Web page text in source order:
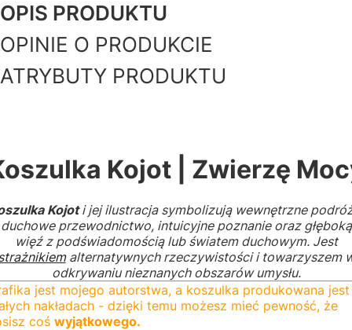
OPIS PRODUKTU
OPINIE O PRODUKCIE
ATRYBUTY PRODUKTU
Kojot | Zwierzę
Kojoti jej ilustracja symbolizują wewnętrzne
duchowe przewodnictwo, intuicyjne poznanie oraz głęboką
więź z podświadomością lub światem duchowym. Jest
alternatywnych rzeczywistości i towarzyszem
odkrywaniu nieznanych obszarów umysłu.
jest mojego autorstwa, a koszulka produkowana
nakładach - dzięki temu możesz mieć pewność, że
coś wyjątkowego.